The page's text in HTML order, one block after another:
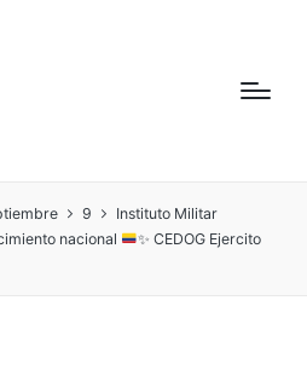
9
Instituto Militar
nacional
✨ CEDOG Ejercito